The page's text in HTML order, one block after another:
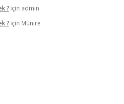
? için admin
? için Münire